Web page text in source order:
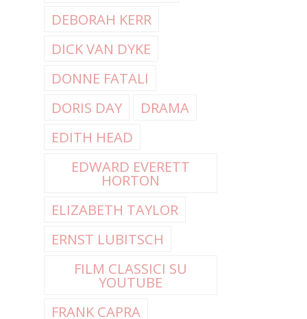
DEBORAH KERR
DICK VAN DYKE
DONNE FATALI
DORIS DAY
DRAMA
EDITH HEAD
EDWARD EVERETT
HORTON
ELIZABETH TAYLOR
ERNST LUBITSCH
FILM CLASSICI SU
YOUTUBE
FRANK CAPRA